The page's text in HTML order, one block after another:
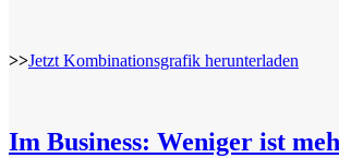
>>Jetzt Kombinationsgrafik herunterladen
Im Business: Weniger ist